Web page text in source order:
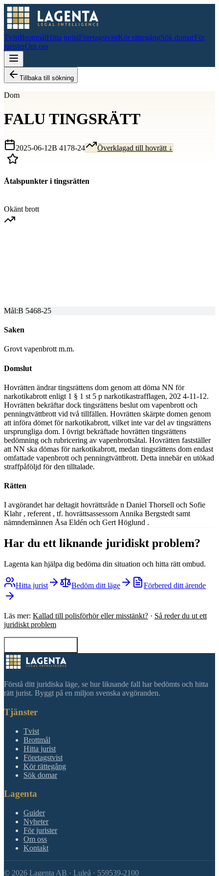
TvistBrottmålHitta juristFöretagstvistKör rättegångSök domarFör
juristerOm oss
Tillbaka till sökning
Dom
FALU TINGSRÄTT
2025-06-12B 4178-24 Överklagad till hovrätt ↓
Åtalspunkter i tingsrätten
Okänt brott
Mål:B 5468-25
Saken
Grovt vapenbrott m.m.
Domslut
Hovrätten ändrar tingsrättens dom genom att döma NN för
narkotikabrott enligt 1 § 1 st 5 p narkotikastrafflagen, 202 4-11-12.
Hovrätten bekräftar dock tingsrättens beslut om vapenbrott och
penningtvättbrott vid två tillfällen. Hovrätten skärpte domen genom
att införa dömet för narkotikabrott, vilket inte var del av tingsrättens
ursprungliga dom. I övrigt bekräftade hovrätten tingsrättens
bedömning och rubricering av vapenbrottsåtal. Hovrätten fastställer
att NN ska dömas för narkotikabrott, medan tingsrättens dom endast
omfattade vapenbrott och penningtvättbrott. Detta innebär en utökad
straffpåföljd för den tilltalade.
Rätten
I avgörandet har deltagit hovrättsråde n Daniel Thorsell och Sofie
Klahr , referent , tf. hovrättsassessorn Annika Bergstedt samt
nämndemännen Åsa Eldén och Gert Höglund .
Har du ett liknande juridiskt problem?
Lagenta kan hjälpa dig bedöma din situation och hitta rätt ombud.
Hitta jurist Bedöm ditt läge Förbered ditt ärende
Läs mer: Kallad till polisförhör eller misstänkt? · Så reder du ut ett
juridiskt problem
Förstå ditt juridiska läge, se hur liknande fall har bedömts och hitta
rätt jurist. Byggt på en miljon svenska avgöranden.
Tjänster
Tvist
Brottmål
Hitta jurist
Företagstvist
Kör rättegång
Sök domar
Lagenta
Guider
Nyheter
För jurister
Om oss
Kontakt
© 2026 Lagenta AB · Luleå · 559539-2100